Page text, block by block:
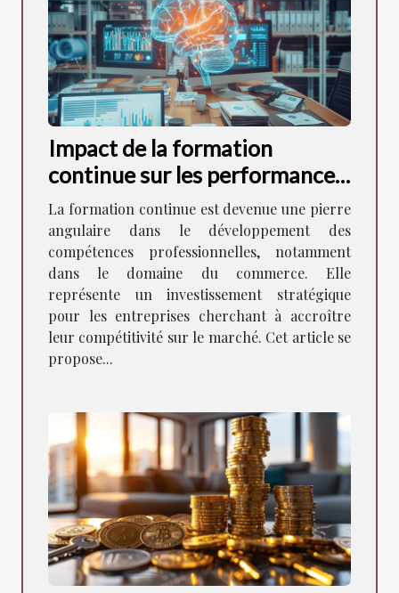
Impact de la formation
continue sur les performances
commerciales
La formation continue est devenue une pierre
angulaire dans le développement des
compétences professionnelles, notamment
dans le domaine du commerce. Elle
représente un investissement stratégique
pour les entreprises cherchant à accroître
leur compétitivité sur le marché. Cet article se
propose...